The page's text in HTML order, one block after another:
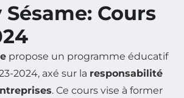
Sésame: Cours
propose un programme éducatif
2024, axé sur la responsabilité
. Ce cours vise à former